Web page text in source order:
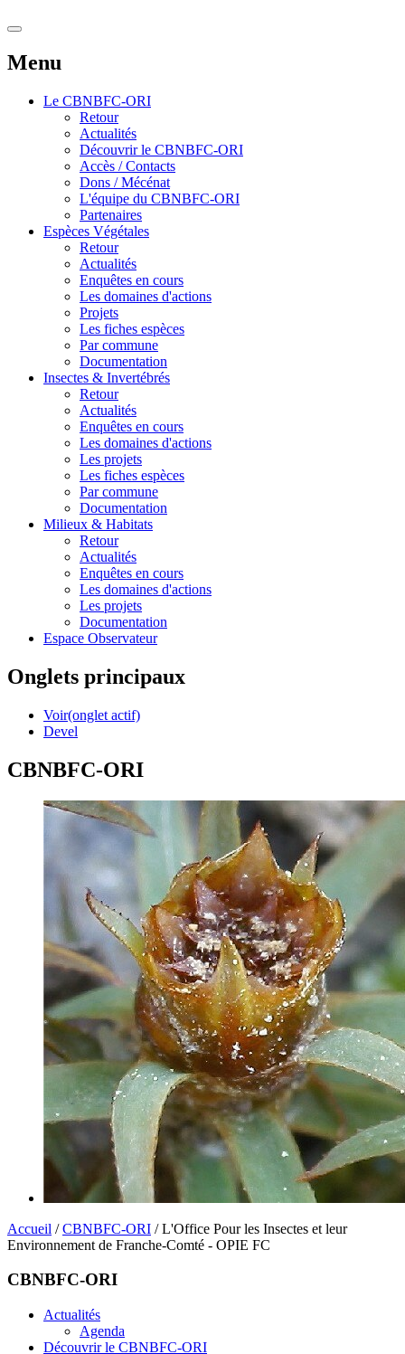
Menu
Le CBNBFC-ORI
Retour
Actualités
Découvrir le CBNBFC-ORI
Accès / Contacts
Dons / Mécénat
L'équipe du CBNBFC-ORI
Partenaires
Espèces Végétales
Retour
Actualités
Enquêtes en cours
Les domaines d'actions
Projets
Les fiches espèces
Par commune
Documentation
Insectes & Invertébrés
Retour
Actualités
Enquêtes en cours
Les domaines d'actions
Les projets
Les fiches espèces
Par commune
Documentation
Milieux & Habitats
Retour
Actualités
Enquêtes en cours
Les domaines d'actions
Les projets
Documentation
Espace Observateur
Onglets principaux
Voir(onglet actif)
Devel
CBNBFC-ORI
Accueil /CBNBFC-ORI / L'Office Pour les Insectes et leur
Environnement de Franche-Comté - OPIE FC
CBNBFC-ORI
Actualités
Agenda
Découvrir le CBNBFC-ORI